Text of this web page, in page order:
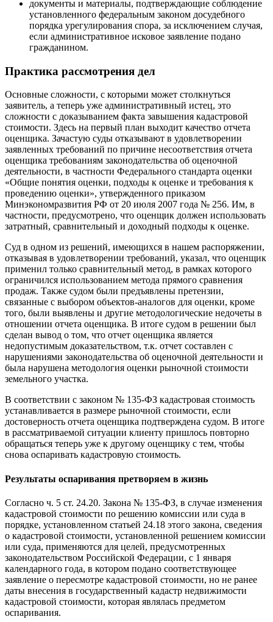
документы и материалы, подтверждающие соблюдение
установленного федеральным законом досудебного
порядка урегулирования спора, за исключением случая,
если административное исковое заявление подано
гражданином.
Практика рассмотрения дел
Основные сложности, с которыми может столкнуться
заявитель, а теперь уже административный истец, это
сложности с доказыванием факта завышения кадастровой
стоимости. Здесь на первый план выходит качество отчета
оценщика. Зачастую суды отказывают в удовлетворении
заявленных требований по причине несоответствия отчета
оценщика требованиям законодательства об оценочной
деятельности, в частности Федерального стандарта оценки
«Общие понятия оценки, подходы к оценке и требования к
проведению оценки», утвержденного приказом
Минэкономразвития РФ от 20 июля 2007 года № 256. Им, в
частности, предусмотрено, что оценщик должен использовать
затратный, сравнительный и доходный подходы к оценке.
Суд в одном из решений, имеющихся в нашем распоряжении,
отказывая в удовлетворении требований, указал, что оценщик
применил только сравнительный метод, в рамках которого
ограничился использованием метода прямого сравнения
продаж. Также судом были предъявлены претензии,
связанные с выбором объектов-аналогов для оценки, кроме
того, были выявлены и другие методологические недочеты в
отношении отчета оценщика. В итоге судом в решении был
сделан вывод о том, что отчет оценщика является
недопустимым доказательством, т.к. отчет составлен с
нарушениями законодательства об оценочной деятельности и
была нарушена методология оценки рыночной стоимости
земельного участка.
В соответствии с законом № 135-ФЗ кадастровая стоимость
устанавливается в размере рыночной стоимости, если
достоверность отчета оценщика подтверждена судом. В итоге
в рассматриваемой ситуации клиенту пришлось повторно
обращаться теперь уже к другому оценщику с тем, чтобы
снова оспаривать кадастровую стоимость.
Результаты оспаривания претворяем в жизнь
Согласно ч. 5 ст. 24.20. Закона № 135-ФЗ, в случае изменения
кадастровой стоимости по решению комиссии или суда в
порядке, установленном статьей 24.18 этого закона, сведения
о кадастровой стоимости, установленной решением комиссии
или суда, применяются для целей, предусмотренных
законодательством Российской Федерации, с 1 января
календарного года, в котором подано соответствующее
заявление о пересмотре кадастровой стоимости, но не ранее
даты внесения в государственный кадастр недвижимости
кадастровой стоимости, которая являлась предметом
оспаривания.